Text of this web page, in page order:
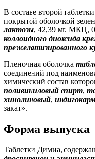
В составе второй
покрытой оболочкой
лактозы, 42,39 мг. МКЦ,
коллоидного диоксида
прежелатизированного
Пленочная оболочка
соединений под
химический состав
поливиниловый спирт,
хинолиновый,
закат».
Форма выпуска
Таблетки Димиа,